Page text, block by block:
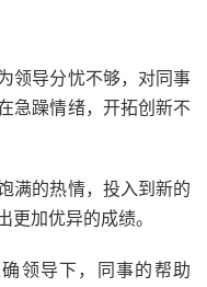
导分忧不够，对同事
急躁情绪，开拓创新不
的热情，投入到新的
加优异的成绩。
领导下，同事的帮助